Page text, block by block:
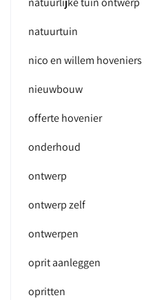
natuurtuin
nico en willem hoveniers
nieuwbouw
offerte hovenier
onderhoud
ontwerp
ontwerp zelf
ontwerpen
oprit aanleggen
opritten